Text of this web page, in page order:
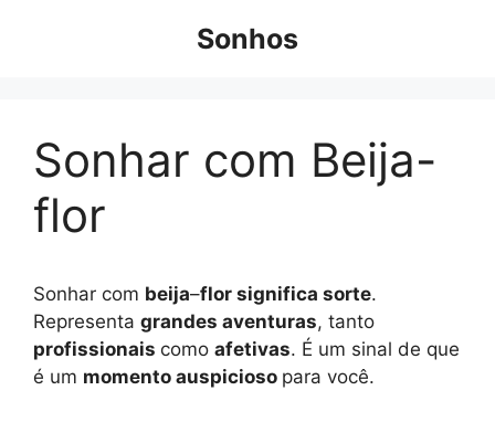
Sonhos
Sonhar com Beija-
flor
Sonhar com beija–flor significa sorte.
Representa grandes aventuras, tanto
profissionais como afetivas. É um sinal de que
é um momento auspicioso para você.